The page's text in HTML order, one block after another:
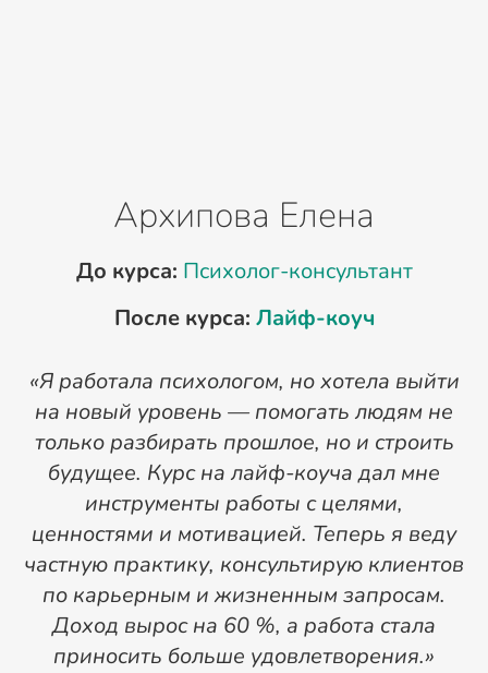
Архипова Елена
До курса: Психолог-консультант
После курса: Лайф-коуч
«Я работала психологом, но хотела выйти
на новый уровень — помогать людям не
только разбирать прошлое, но и строить
будущее. Курс на лайф-коуча дал мне
инструменты работы с целями,
ценностями и мотивацией. Теперь я веду
частную практику, консультирую клиентов
по карьерным и жизненным запросам.
Доход вырос на 60 %, а работа стала
приносить больше удовлетворения.»